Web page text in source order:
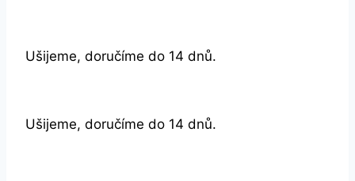
Ušijeme, doručíme do 14 dnů.
Ušijeme, doručíme do 14 dnů.